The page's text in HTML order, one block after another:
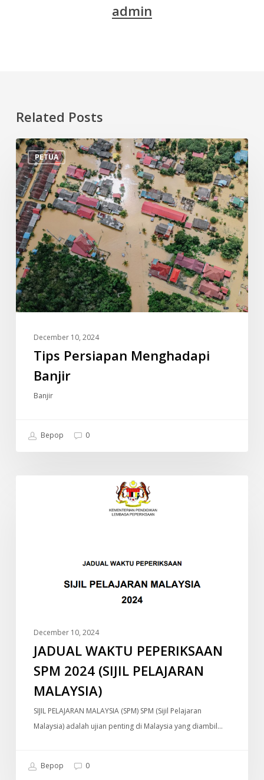
admin
Related Posts
PETUA
Tips
Persiapan
Menghadapi
Banjir
December 10, 2024
Tips Persiapan Menghadapi
Banjir
Banjir
Bepop 0
December 10, 2024
JADUAL WAKTU PEPERIKSAAN
SPM 2024 (SIJIL PELAJARAN
MALAYSIA)
SIJIL PELAJARAN MALAYSIA (SPM) SPM (Sijil Pelajaran
Malaysia) adalah ujian penting di Malaysia yang diambil…
Bepop 0